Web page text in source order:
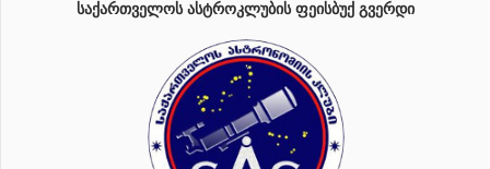
ᲡᲐᲥᲐᲠᲗᲕᲔᲚᲝᲡ ᲐᲡᲢᲠᲝᲙᲚᲣᲑᲘᲡ ᲤᲔᲘᲡᲑᲣᲥ ᲒᲕᲔᲠᲓᲘ